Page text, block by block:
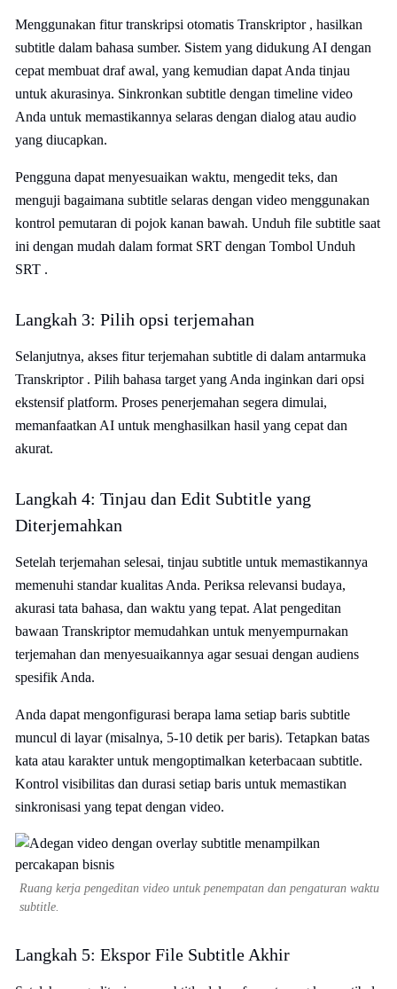
Menggunakan fitur transkripsi otomatis Transkriptor , hasilkan
subtitle dalam bahasa sumber. Sistem yang didukung AI dengan
cepat membuat draf awal, yang kemudian dapat Anda tinjau
untuk akurasinya. Sinkronkan subtitle dengan timeline video
Anda untuk memastikannya selaras dengan dialog atau audio
yang diucapkan.
Pengguna dapat menyesuaikan waktu, mengedit teks, dan
menguji bagaimana subtitle selaras dengan video menggunakan
kontrol pemutaran di pojok kanan bawah. Unduh file subtitle saat
ini dengan mudah dalam format SRT dengan Tombol Unduh
SRT .
Langkah 3: Pilih opsi terjemahan
Selanjutnya, akses fitur terjemahan subtitle di dalam antarmuka
Transkriptor . Pilih bahasa target yang Anda inginkan dari opsi
ekstensif platform. Proses penerjemahan segera dimulai,
memanfaatkan AI untuk menghasilkan hasil yang cepat dan
akurat.
Langkah 4: Tinjau dan Edit Subtitle yang
Diterjemahkan
Setelah terjemahan selesai, tinjau subtitle untuk memastikannya
memenuhi standar kualitas Anda. Periksa relevansi budaya,
akurasi tata bahasa, dan waktu yang tepat. Alat pengeditan
bawaan Transkriptor memudahkan untuk menyempurnakan
terjemahan dan menyesuaikannya agar sesuai dengan audiens
spesifik Anda.
Anda dapat mengonfigurasi berapa lama setiap baris subtitle
muncul di layar (misalnya, 5-10 detik per baris). Tetapkan batas
kata atau karakter untuk mengoptimalkan keterbacaan subtitle.
Kontrol visibilitas dan durasi setiap baris untuk memastikan
sinkronisasi yang tepat dengan video.
Ruang kerja pengeditan video untuk penempatan dan pengaturan waktu
subtitle.
Langkah 5: Ekspor File Subtitle Akhir